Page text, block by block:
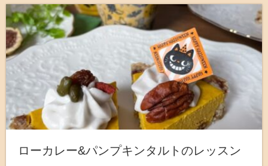
ローカレー&パンプキンタルトのレッスン